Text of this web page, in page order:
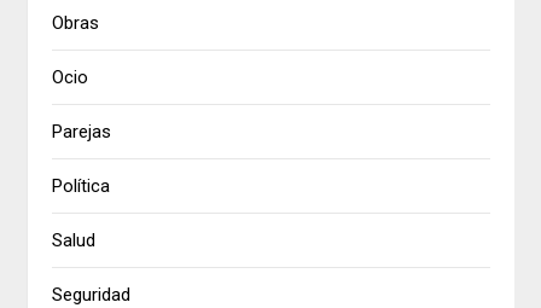
Obras
Ocio
Parejas
Política
Salud
Seguridad